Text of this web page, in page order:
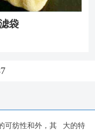
袋
可纺性和外，其 大的特